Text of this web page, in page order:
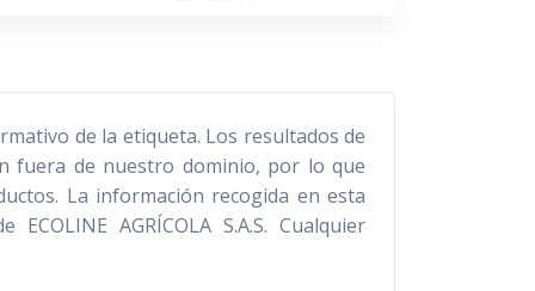
de la etiqueta. Los resultados de
fuera de nuestro dominio, por lo que
La información recogida en esta
AGRÍCOLA S.A.S. Cualquier